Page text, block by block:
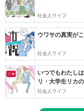
社会人ライフ
ウワサの真実が
社会人ライフ
いつでもわたし
リ・大学生リカ
社会人ライフ